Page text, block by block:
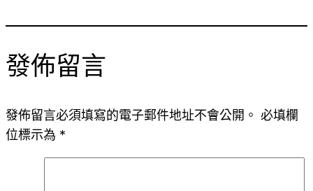
發佈留言
發佈留言必須填寫的電子郵件地址不會公開。 必填欄
位標示為 *